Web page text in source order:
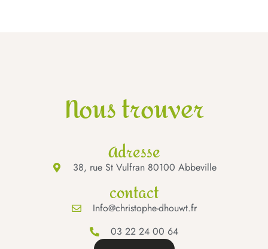
Nous trouver
Adresse
38, rue St Vulfran 80100 Abbeville
contact
Info@christophe-dhouwt.fr
03 22 24 00 64